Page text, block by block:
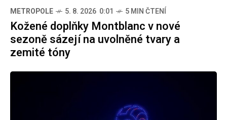
METROPOLE 5. 8. 2026 0:01 5 MIN ČTENÍ
Kožené doplňky Montblanc v nové
sezoně sázejí na uvolněné tvary a
zemité tóny